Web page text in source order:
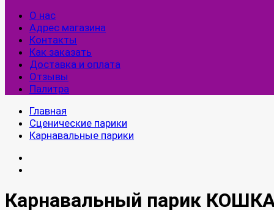
О нас
Адрес магазина
Контакты
Как заказать
Доставка и оплата
Отзывы
Палитра
Главная
Сценические парики
Карнавальные парики
Карнавальный парик